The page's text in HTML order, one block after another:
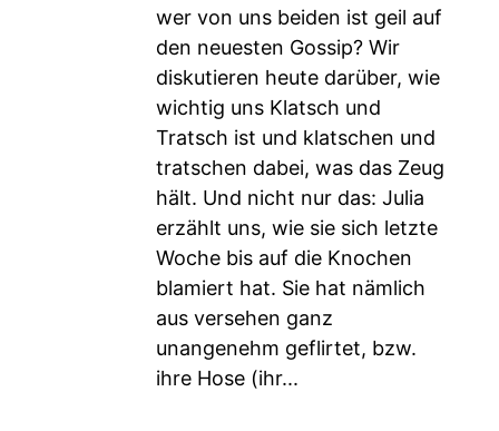
wer von uns beiden ist geil auf
den neuesten Gossip? Wir
diskutieren heute darüber, wie
wichtig uns Klatsch und
Tratsch ist und klatschen und
tratschen dabei, was das Zeug
hält. Und nicht nur das: Julia
erzählt uns, wie sie sich letzte
Woche bis auf die Knochen
blamiert hat. Sie hat nämlich
aus versehen ganz
unangenehm geflirtet, bzw.
ihre Hose (ihr...